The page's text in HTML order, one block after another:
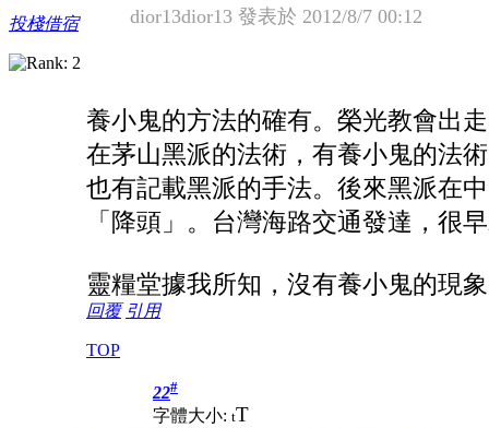
投棧借宿 dior13dior13 發表於 2012/8/7 00:12
養小鬼的方法的確有。榮光教會出
在茅山黑派的法術，有養小鬼的法
也有記載黑派的手法。後來黑派在
「降頭」。台灣海路交通發達，很
靈糧堂據我所知，沒有養小鬼的現
回覆 引用
TOP
22#
字體大小: tT